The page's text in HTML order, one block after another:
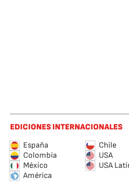
EDICIONES INTERNACIONALES
España
Chile
Colombia
USA
México
USA
América